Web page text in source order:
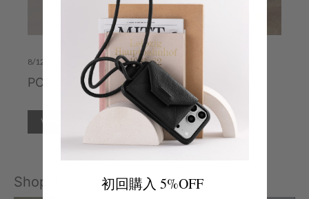
8/12(水)~8/25(火)
POPUP STORE 阪急うめだ本店
View More
Shop The Look初回購入 5%OFF